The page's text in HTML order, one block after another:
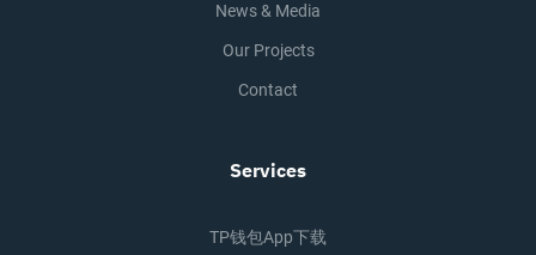
News & Media
Our Projects
Contact
Services
TP钱包app下载